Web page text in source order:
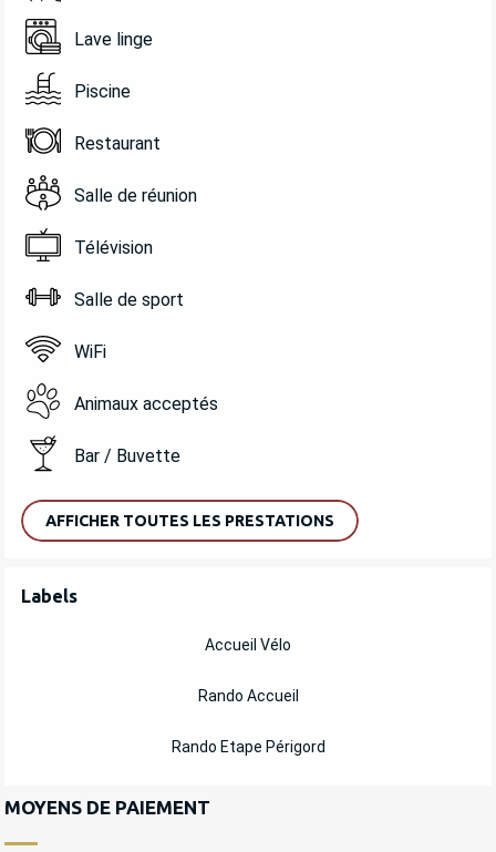
Lave linge
Piscine
Restaurant
Salle de réunion
Télévision
Salle de sport
WiFi
Animaux acceptés
Bar / Buvette
AFFICHER TOUTES LES PRESTATIONS
OFFRES DE PRESTATIONS
Labels
Labels
Accueil Vélo
Rando Accueil
Rando Etape Périgord
MOYENS DE PAIEMENT